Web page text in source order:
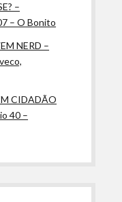
–
– O Bonito
NERD –
CIDADÃO
40 –